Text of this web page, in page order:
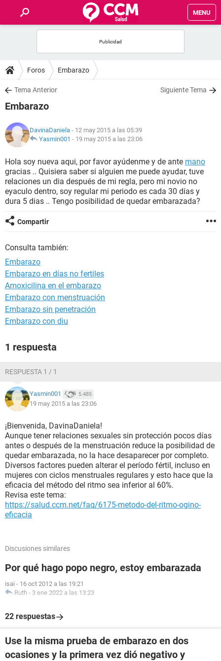
MENU
FOROS
SALUD
NUTRICIÓN
BIENESTAR
SEXUALIDAD
GLOSARIO
Foros Embarazo
Tema Anterior Siguiente Tema
Embarazo
DavinaDaniela - 12 may 2015 a las 05:39
Yasmin001 - 19 may 2015 a las 23:06
Hola soy nueva aqui, por favor ayúdenme y de ante mano
gracias .. Quisiera saber si alguien me puede ayudar, tuve
relaciones un dia después de mi regla, pero mi novio no
eyaculo dentro, soy regular mi periodo es cada 30 días y
dura 5 dias .. Tengo posibilidad de quedar embarazada?
Compartir
Consulta también:
Embarazo
Embarazo en días no fertiles
Amoxicilina en el embarazo
Embarazo con menstruación
Embarazo sin penetración
Embarazo con diu
1 respuesta
RESPUESTA 1 / 1
Yasmin001 5.485
19 may 2015 a las 23:06
¡Bienvenida, DavinaDaniela!
Aunque tener relaciones sexuales sin protección pocos días
antes o después de la menstruación reduce la posibilidad de
quedar embarazada, no la hace desaparecer por completo.
Diversos factores pueden alterar el período fértil, incluso en
mujeres con ciclos menstruales regulares y esto hace que la
eficacia del método del ritmo sea inferior al 60%.
Revisa este tema:
https://salud.ccm.net/faq/6175-metodo-del-ritmo-ogino-
eficacia
Discusiones similares
Por qué hago popo negro, estoy embarazada
isai - 16 oct 2012 a las 19:21
Ruth - 3 ene 2022 a las 13:23
22 respuestas
Use la misma prueba de embarazo en dos
ocasiones y la primera vez dió negativo y